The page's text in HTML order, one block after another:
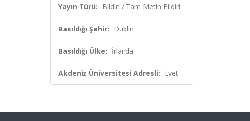
Yayın Türü: Bildiri / Tam Metin Bildiri
Basıldığı Şehir: Dublin
Basıldığı Ülke: İrlanda
Akdeniz Üniversitesi Adresli: Evet